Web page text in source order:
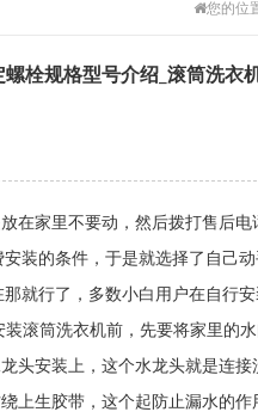
您的位
栓规格型号介绍_滚筒洗衣
在家里不要动，然后拨打售后电
装的条件，于是就选择了自己
就行了，多数小白用户在自行
筒洗衣机前，先要将家里的水
安装上，这个水龙头就是连接
上生胶带，这个起防止漏水